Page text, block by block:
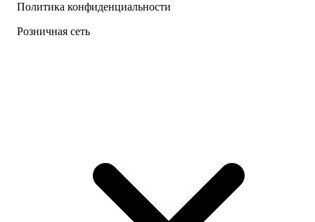
Политика конфиденциальности
Розничная сеть